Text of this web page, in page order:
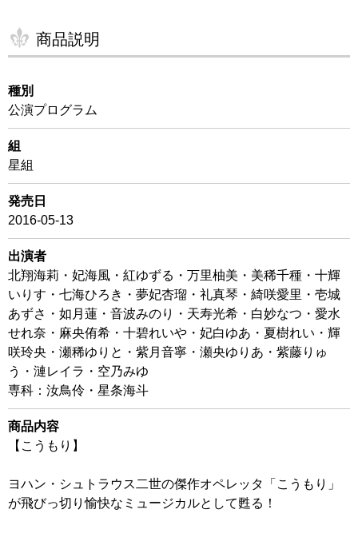
商品説明
種別
公演プログラム
組
星組
発売日
2016-05-13
出演者
北翔海莉・妃海風・紅ゆずる・万里柚美・美稀千種・十輝
いりす・七海ひろき・夢妃杏瑠・礼真琴・綺咲愛里・壱城
あずさ・如月蓮・音波みのり・天寿光希・白妙なつ・愛水
せれ奈・麻央侑希・十碧れいや・妃白ゆあ・夏樹れい・輝
咲玲央・瀬稀ゆりと・紫月音寧・瀬央ゆりあ・紫藤りゅ
う・漣レイラ・空乃みゆ
専科：汝鳥伶・星条海斗
商品内容
【こうもり】
ヨハン・シュトラウス二世の傑作オペレッタ「こうもり」
が飛びっ切り愉快なミュージカルとして甦る！